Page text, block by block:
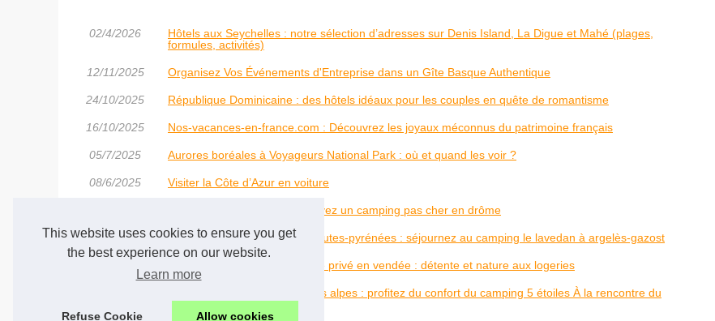
This website uses cookies to ensure you get
the best experience on our website.
Learn more
Refuse Cookie Allow cookies
02/4/2026
Hôtels aux Seychelles : notre sélection d’adresses sur Denis Island, La Digue et Mahé (plages,
formules, activités)
12/11/2025 Organisez Vos Événements d'Entreprise dans un Gîte Basque Authentique
24/10/2025 République Dominicaine : des hôtels idéaux pour les couples en quête de romantisme
16/10/2025 Nos-vacances-en-france.com : Découvrez les joyaux méconnus du patrimoine français
05/7/2025 Aurores boréales à Voyageurs National Park : où et quand les voir ?
08/6/2025 Visiter la Côte d’Azur en voiture
Vacances économiques : trouvez un camping pas cher en drôme
23/2/2025 Camping 4 étoiles dans les hautes-pyrénées : séjournez au camping le lavedan à argelès-gazost
Camping avec étang de pêche privé en vendée : détente et nature aux logeries
Camping caravaneige dans les alpes : profitez du confort du camping 5 étoiles À la rencontre du
soleil à bourg d'oisans